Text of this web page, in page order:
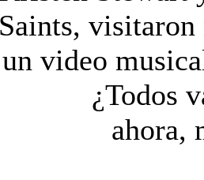
video
¿Todos
ahora,